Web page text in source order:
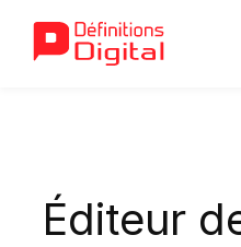
Éditeur